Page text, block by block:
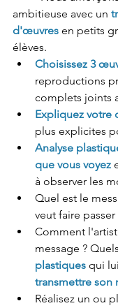
ambitieuse avec un
d'œuvres en petits
élèves.
Choisissez 3
reproductions
complets joints
Expliquez votre
plus explicites
Analyse
que vous voyez
à observer les
Quel est le
veut faire passer
Comment
message ?
plastiques qui
transmettre son
Réalisez un ou